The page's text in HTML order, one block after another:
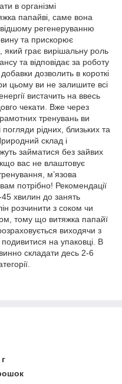
в організмі
папайві, саме вона
регенеруванню
та прискорює
який грає вирішальну роль
та відповідає за роботу
дозволить в короткі
цьому ви не залишите всі
вистачить на ввесь
чекати. Вже через
тренувань ви
рідних, близьких та
склад і
займатися без зайвих
вас не влаштовує
м’язова
потрібно! Рекомендації
хвилин до занять
розчинити з соком чи
тому що витяжка папайї
виходячи з
на упаковці. В
складати десь 2-6